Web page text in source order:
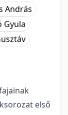
András
Gyula
első